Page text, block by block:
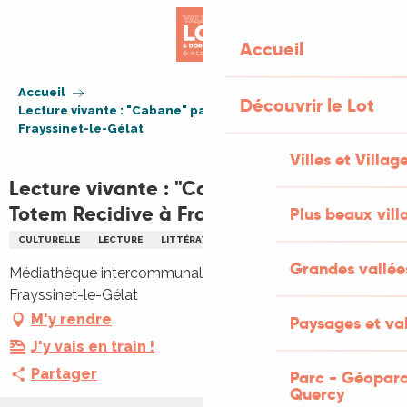
Accueil
Découvrir le Lot
Villes et
Plus beaux
Grandes
Paysages et
Parc -
Quercy
Accueil
Lecture vivante : "Cabane" par la Cie Totem Recidive à
Frayssinet-le-Gélat
Lecture vivante : "Cabane" par la Cie
Totem Recidive à Frayssinet-le-Gélat
CULTURELLE LECTURE LITTÉRATURE
Médiathèque intercommunale, Route de Fumel, 46250
Frayssinet-le-Gélat
M'y rendre
J'y vais en train !
Partager